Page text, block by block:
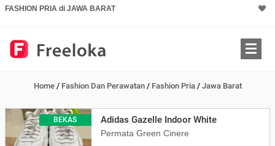
FASHION PRIA di JAWA BARAT
Home / Fashion Dan Perawatan / Fashion Pria / Jawa Barat
BEKAS Adidas Gazelle Indoor White
Permata Green Cinere